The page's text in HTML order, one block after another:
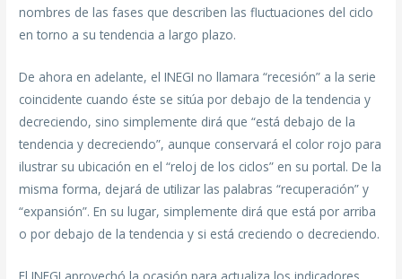
nombres de las fases que describen las fluctuaciones del ciclo
en torno a su tendencia a largo plazo.
De ahora en adelante, el INEGI no llamara “recesión” a la serie
coincidente cuando éste se sitúa por debajo de la tendencia y
decreciendo, sino simplemente dirá que “está debajo de la
tendencia y decreciendo”, aunque conservará el color rojo para
ilustrar su ubicación en el “reloj de los ciclos” en su portal. De la
misma forma, dejará de utilizar las palabras “recuperación” y
“expansión”. En su lugar, simplemente dirá que está por arriba
o por debajo de la tendencia y si está creciendo o decreciendo.